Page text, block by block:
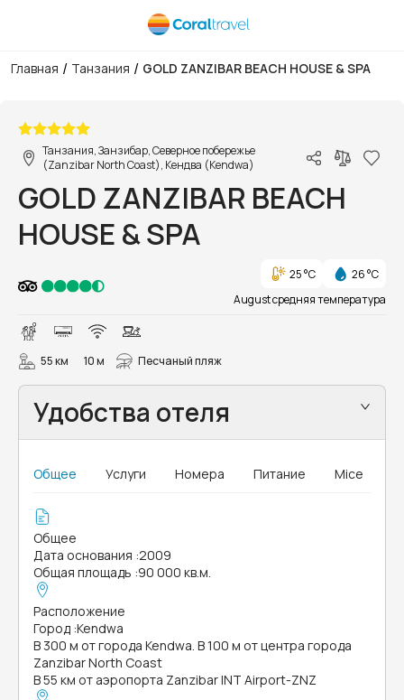
Главная / Танзания / GOLD ZANZIBAR BEACH HOUSE & SPA
Танзания, Занзибар, Северное побережье
(Zanzibar North Coast), Кендва (Kendwa)
GOLD ZANZIBAR BEACH
HOUSE & SPA
25 °C
26 °C
August средняя температура
55 км 10 м Песчаный пляж
Удобства отеля
Общее Услуги Номера Питание Mice
Общее
Дата основания :2009
Общая площадь :90 000 кв.м.
Расположение
Город :Kendwa
В 300 м от города Kendwa. В 100 м от центра города
Zanzibar North Coast
В 55 км от аэропорта Zanzibar INT Airport-ZNZ